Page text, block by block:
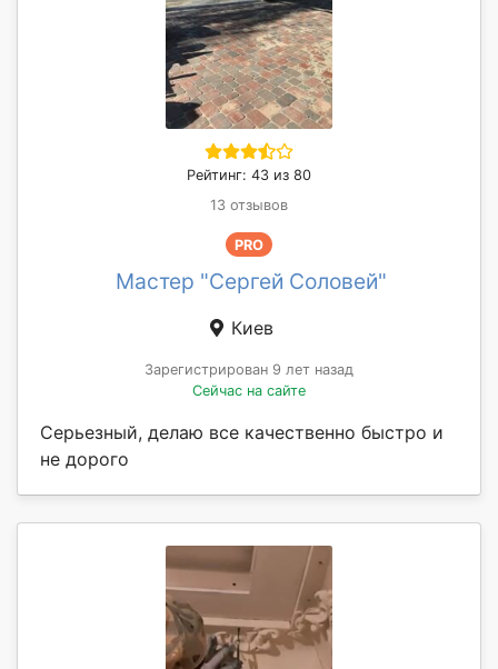
Рейтинг: 43 из 80
13 отзывов
PRO
Мастер "Сергей Соловей"
Киев
Зарегистрирован 9 лет назад
Сейчас на сайте
Серьезный, делаю все качественно быстро и
не дорого